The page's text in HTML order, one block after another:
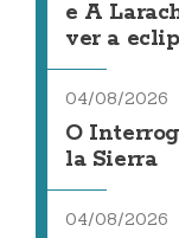
e A
ver a
04/08/2026
O
la Sierra
04/08/2026